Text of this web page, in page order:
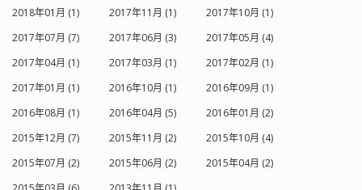
2018年01月 (1)
2017年11月 (1)
2017年10月 (1)
2017年07月 (7)
2017年06月 (3)
2017年05月 (4)
2017年04月 (1)
2017年03月 (1)
2017年02月 (1)
2017年01月 (1)
2016年10月 (1)
2016年09月 (1)
2016年08月 (1)
2016年04月 (5)
2016年01月 (2)
2015年12月 (7)
2015年11月 (2)
2015年10月 (4)
2015年07月 (2)
2015年06月 (2)
2015年04月 (2)